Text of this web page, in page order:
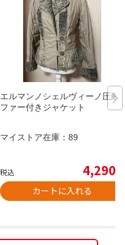
エルマンノシェルヴィーノ圧縮
ファー付きジャケット
マイストア在庫： 89
税込 4,290
カートに入れる